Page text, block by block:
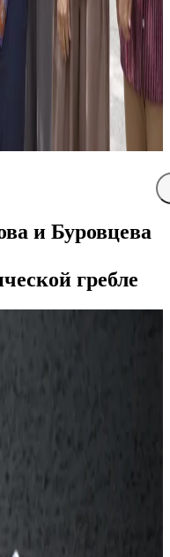
и Буровцева
гребле